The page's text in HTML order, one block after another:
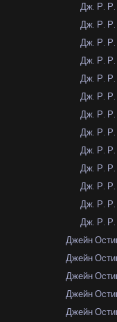
Дж. Р. Р.
Дж. Р. Р.
Дж. Р. Р.
Дж. Р. Р.
Дж. Р. Р.
Дж. Р. Р.
Дж. Р. Р.
Дж. Р. Р.
Дж. Р. Р.
Дж. Р. Р.
Дж. Р. Р.
Дж. Р. Р.
Дж. Р. Р.
Джейн
Джейн
Джейн
Джейн
Джейн